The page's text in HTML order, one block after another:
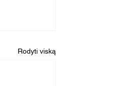
Rodyti viską